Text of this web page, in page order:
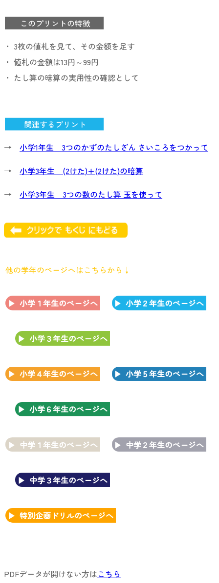
このプリントの特徴
・ 3枚の値札を見て、その金額を足す
・ 値札の金額は13円～99円
・ たし算の暗算の実用性の確認として
関連するプリント
→ 小学1年生 3つのかずのたしざん さいころをつかって
→ 小学3年生 (2けた)+(2けた)の暗算
→ 小学3年生 3つの数のたし算 玉を使って
他の学年のページへはこちらから↓
小学１年生のページへ 小学２年生のページへ
小学３年生のページへ
小学４年生のページへ 小学５年生のページへ
小学６年生のページへ
中学１年生のページへ 中学２年生のページへ
中学３年生のページへ
特別企画ドリルのページへ
PDFデータが開けない方はこちら